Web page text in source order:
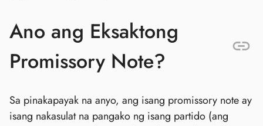
Ano ang Eksaktong
Promissory Note?
Sa pinakapayak na anyo, ang isang promissory note ay
isang nakasulat na pangako ng isang partido (ang